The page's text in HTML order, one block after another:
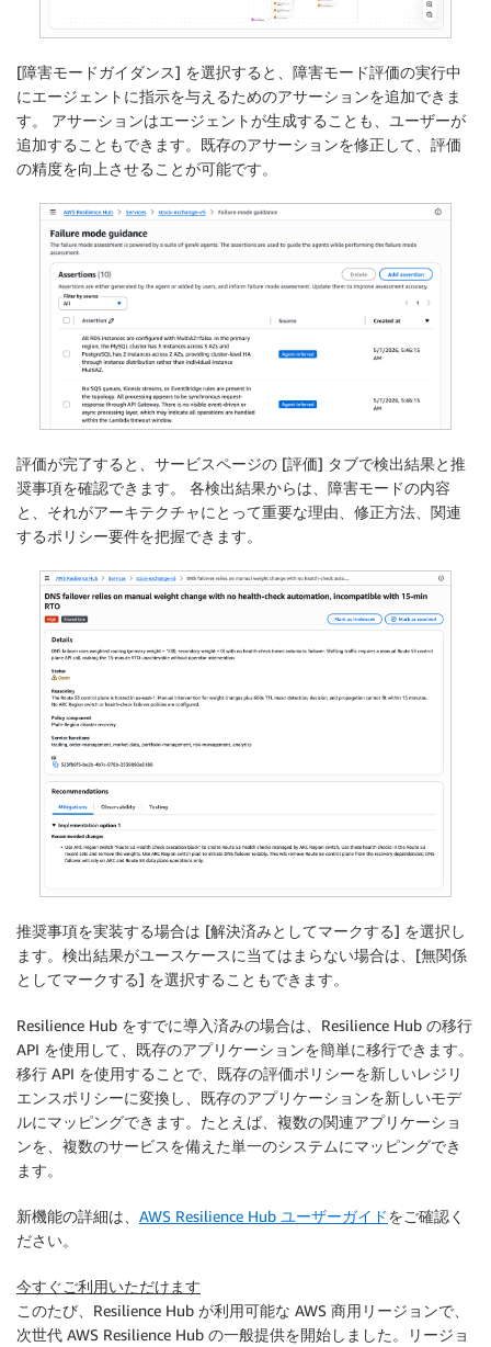
[障害モードガイダンス] を選択すると、障害モード評価の実行中
にエージェントに指示を与えるためのアサーションを追加できま
す。 アサーションはエージェントが生成することも、ユーザーが
追加することもできます。既存のアサーションを修正して、評価
の精度を向上させることが可能です。
評価が完了すると、サービスページの [評価] タブで検出結果と推
奨事項を確認できます。 各検出結果からは、障害モードの内容
と、それがアーキテクチャにとって重要な理由、修正方法、関連
するポリシー要件を把握できます。
推奨事項を実装する場合は [解決済みとしてマークする] を選択し
ます。検出結果がユースケースに当てはまらない場合は、[無関係
としてマークする] を選択することもできます。
Resilience Hub をすでに導入済みの場合は、Resilience Hub の移行
API を使用して、既存のアプリケーションを簡単に移行できます。
移行 API を使用することで、既存の評価ポリシーを新しいレジリ
エンスポリシーに変換し、既存のアプリケーションを新しいモデ
ルにマッピングできます。たとえば、複数の関連アプリケーショ
ンを、複数のサービスを備えた単一のシステムにマッピングでき
ます。
新機能の詳細は、 AWS Resilience Hub ユーザーガイドをご確認く
ださい。
今すぐご利用いただけます
このたび、Resilience Hub が利用可能な AWS 商用リージョンで、
次世代 AWS Resilience Hub の一般提供を開始しました。リージョ